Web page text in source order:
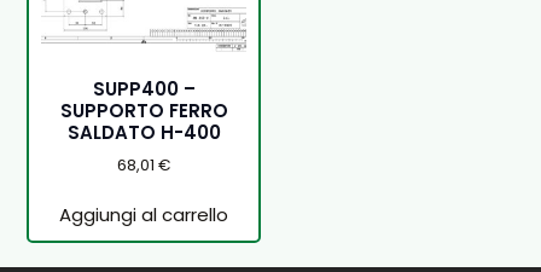
SUPP400 –
SUPPORTO FERRO
SALDATO H-400
68,01€
Aggiungi al carrello